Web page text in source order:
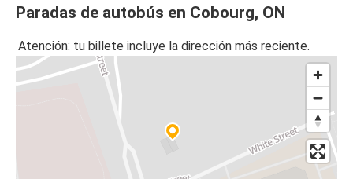
Paradas de autobús en Cobourg, ON
Atención: tu billete incluye la dirección más reciente.